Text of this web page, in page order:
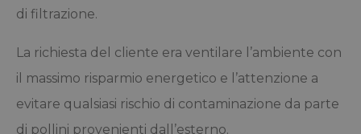
di filtrazione.
La richiesta del cliente era ventilare l’ambiente con
il massimo risparmio energetico e l’attenzione a
evitare qualsiasi rischio di contaminazione da parte
di pollini provenienti dall’esterno.
[abcdef0123456789]{32} www.menerga.it
resolution www.menerga.it